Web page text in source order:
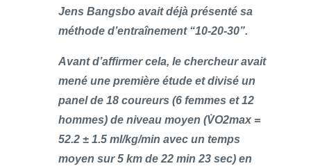
Jens Bangsbo avait déjà présenté sa
méthode d’entraînement “10-20-30”.
Avant d’affirmer cela, le chercheur avait
mené une première étude et divisé un
panel de 18 coureurs (6 femmes et 12
hommes) de niveau moyen (V̇O2max =
52.2 ± 1.5 ml/kg/min avec un temps
moyen sur 5 km de 22 min 23 sec) en